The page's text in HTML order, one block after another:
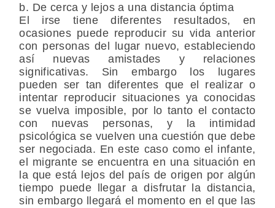
b. De cerca y lejos a una distancia óptima
El irse tiene diferentes resultados, en
ocasiones puede reproducir su vida anterior
con personas del lugar nuevo, estableciendo
así nuevas amistades y relaciones
significativas. Sin embargo los lugares
pueden ser tan diferentes que el realizar o
intentar reproducir situaciones ya conocidas
se vuelva imposible, por lo tanto el contacto
con nuevas personas, y la intimidad
psicológica se vuelven una cuestión que debe
ser negociada. En este caso como el infante,
el migrante se encuentra en una situación en
la que está lejos del país de origen por algún
tiempo puede llegar a disfrutar la distancia,
sin embargo llegará el momento en el que las